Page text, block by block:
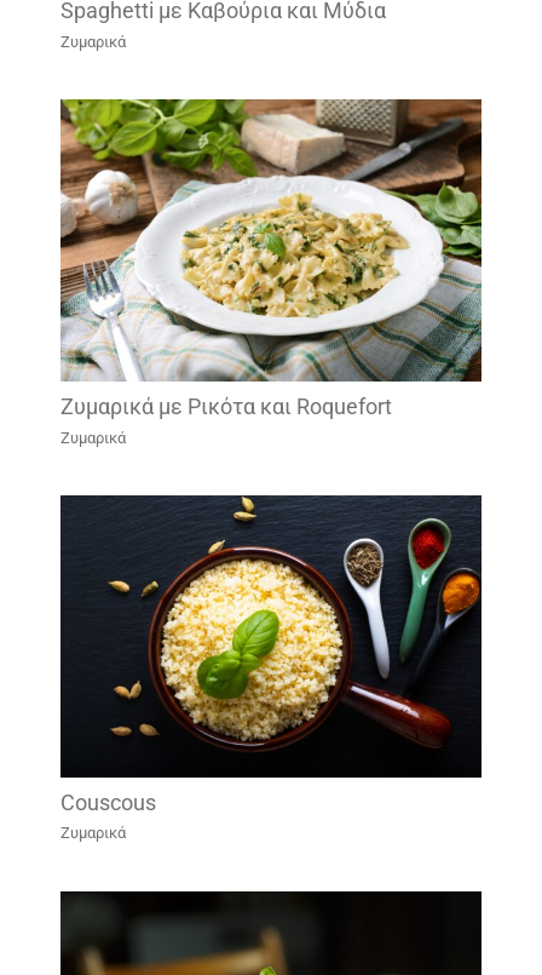
Spaghetti με Καβούρια και Μύδια
Ζυμαρικά
Ζυμαρικά με Ρικότα και Roquefort
Ζυμαρικά
Couscous
Ζυμαρικά